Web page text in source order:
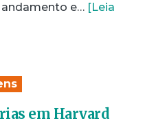
e… [Leia
em Harvard